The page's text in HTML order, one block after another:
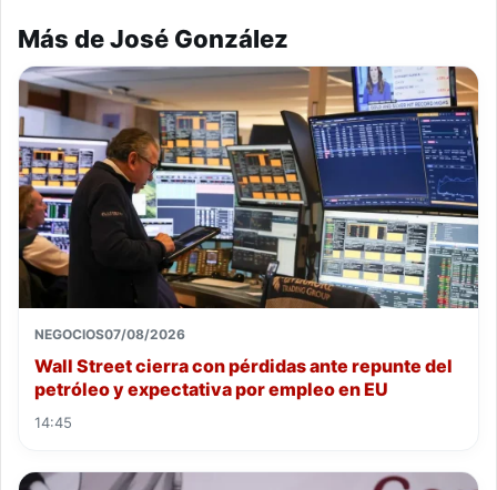
Más de José González
NEGOCIOS07/08/2026
Wall Street cierra con pérdidas ante repunte del
petróleo y expectativa por empleo en EU
14:45